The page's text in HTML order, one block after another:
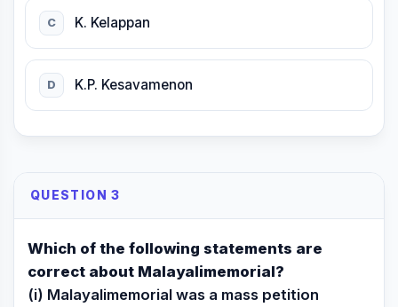
C K. Kelappan
D K.P. Kesavamenon
QUESTION 3
Which of the following statements are
correct about Malayalimemorial?
(i) Malayalimemorial was a mass petition